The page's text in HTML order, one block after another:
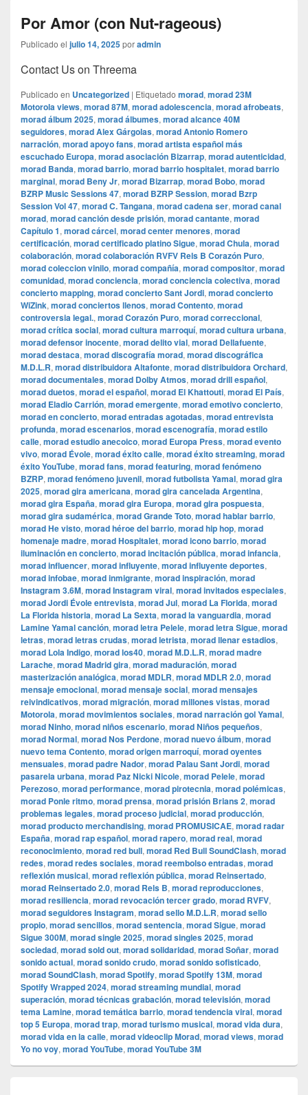
Por Amor (con Nut-rageous)
Publicado el julio 14, 2025poradmin
Contact Us on Threema
Publicado en Uncategorized | Etiquetado morad, morad 23M
Motorola views, morad 87M, morad adolescencia, morad afrobeats,
morad álbum 2025, morad álbumes, morad alcance 40M
seguidores, morad Alex Gárgolas, morad Antonio Romero
narración, morad apoyo fans, morad artista español más
escuchado Europa, morad asociación Bizarrap, morad autenticidad,
morad Banda, morad barrio, morad barrio hospitalet, morad barrio
marginal, morad Beny Jr, morad Bizarrap, morad Bobo, morad
BZRP Music Sessions 47, morad BZRP Session, morad Bzrp
Session Vol 47, morad C. Tangana, morad cadena ser, morad canal
morad, morad canción desde prisión, morad cantante, morad
Capítulo 1, morad cárcel, morad center menores, morad
certificación, morad certificado platino Sigue, morad Chula, morad
colaboración, morad colaboración RVFV Rels B Corazón Puro,
morad coleccion vinilo, morad compañía, morad compositor, morad
comunidad, morad conciencia, morad conciencia colectiva, morad
concierto mapping, morad concierto Sant Jordi, morad concierto
WiZink, morad conciertos llenos, morad Contento, morad
controversia legal., morad Corazón Puro, morad correccional,
morad crítica social, morad cultura marroquí, morad cultura urbana,
morad defensor inocente, morad delito vial, morad Dellafuente,
morad destaca, morad discografía morad, morad discográfica
M.D.L.R, morad distribuidora Altafonte, morad distribuidora Orchard,
morad documentales, morad Dolby Atmos, morad drill español,
morad duetos, morad el español, morad El Khattouti, morad El País,
morad Eladio Carrión, morad emergente, morad emotivo concierto,
morad en concierto, morad entradas agotadas, morad entrevista
profunda, morad escenarios, morad escenografía, morad estilo
calle, morad estudio anecoico, morad Europa Press, morad evento
vivo, morad Évole, morad éxito calle, morad éxito streaming, morad
éxito YouTube, morad fans, morad featuring, morad fenómeno
BZRP, morad fenómeno juvenil, morad futbolista Yamal, morad gira
2025, morad gira americana, morad gira cancelada Argentina,
morad gira España, morad gira Europa, morad gira pospuesta,
morad gira sudamérica, morad Grande Toto, morad hablar barrio,
morad He visto, morad héroe del barrio, morad hip hop, morad
homenaje madre, morad Hospitalet, morad icono barrio, morad
iluminación en concierto, morad incitación pública, morad infancia,
morad influencer, morad influyente, morad influyente deportes,
morad infobae, morad inmigrante, morad inspiración, morad
Instagram 3.6M, morad Instagram viral, morad invitados especiales,
morad Jordi Évole entrevista, morad Jul, morad La Florida, morad
La Florida historia, morad La Sexta, morad la vanguardia, morad
Lamine Yamal canción, morad letra Pelele, morad letra Sigue, morad
letras, morad letras crudas, morad letrista, morad llenar estadios,
morad Lola Indigo, morad los40, morad M.D.L.R, morad madre
Larache, morad Madrid gira, morad maduración, morad
masterización analógica, morad MDLR, morad MDLR 2.0, morad
mensaje emocional, morad mensaje social, morad mensajes
reivindicativos, morad migración, morad millones vistas, morad
Motorola, morad movimientos sociales, morad narración gol Yamal,
morad Ninho, morad niños escenario, morad Niños pequeños,
morad Normal, morad Nos Perdone, morad nuevo álbum, morad
nuevo tema Contento, morad origen marroquí, morad oyentes
mensuales, morad padre Nador, morad Palau Sant Jordi, morad
pasarela urbana, morad Paz Nicki Nicole, morad Pelele, morad
Perezoso, morad performance, morad pirotecnia, morad polémicas,
morad Ponle ritmo, morad prensa, morad prisión Brians 2, morad
problemas legales, morad proceso judicial, morad producción,
morad producto merchandising, morad PROMUSICAE, morad radar
España, morad rap español, morad rapero, morad real, morad
reconocimiento, morad red bull, morad Red Bull SoundClash, morad
redes, morad redes sociales, morad reembolso entradas, morad
reflexión musical, morad reflexión pública, morad Reinsertado,
morad Reinsertado 2.0, morad Rels B, morad reproducciones,
morad resiliencia, morad revocación tercer grado, morad RVFV,
morad seguidores Instagram, morad sello M.D.L.R, morad sello
propio, morad sencillos, morad sentencia, morad Sigue, morad
Sigue 300M, morad single 2025, morad singles 2025, morad
sociedad, morad sold out, morad solidaridad, morad Soñar, morad
sonido actual, morad sonido crudo, morad sonido sofisticado,
morad SoundClash, morad Spotify, morad Spotify 13M, morad
Spotify Wrapped 2024, morad streaming mundial, morad
superación, morad técnicas grabación, morad televisión, morad
tema Lamine, morad temática barrio, morad tendencia viral, morad
top 5 Europa, morad trap, morad turismo musical, morad vida dura,
morad vida en la calle, morad videocli‏p Morad, morad views, morad
Yo no voy, morad YouTube, morad YouTube 3M